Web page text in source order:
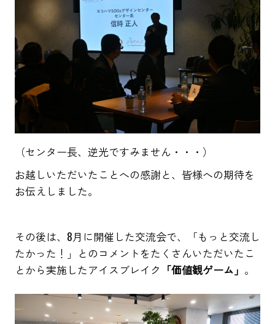
（センター長、逆光ですみません・・・）
お越しいただいたことへの感謝と、皆様への期待を
お伝えしました。
その後は、8月に開催した交流会で、「もっと交流し
たかった！」とのコメントをたくさんいただいたこ
とから実施したアイスブレイク 「価値観ゲーム」 。